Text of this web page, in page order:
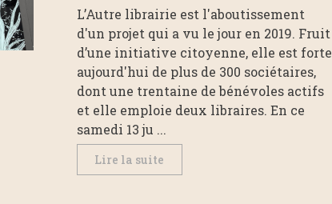
L’Autre librairie est l'aboutissement
d'un projet qui a vu le jour en 2019. Fruit
d’une initiative citoyenne, elle est forte
aujourd'hui de plus de 300 sociétaires,
dont une trentaine de bénévoles actifs
et elle emploie deux libraires. En ce
samedi 13 ju ...
Lire la suite